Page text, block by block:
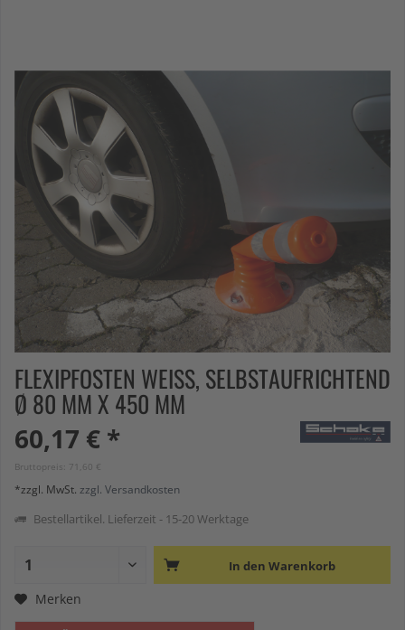
FLEXIPFOSTEN WEISS, SELBSTAUFRICHTEND Ø
80 MM X 450 MM
60,17 € *
Bruttopreis: 71,60 €
*zzgl. MwSt. zzgl. Versandkosten
Bestellartikel. Lieferzeit - 15-20 Werktage
In den Warenkorb
Merken